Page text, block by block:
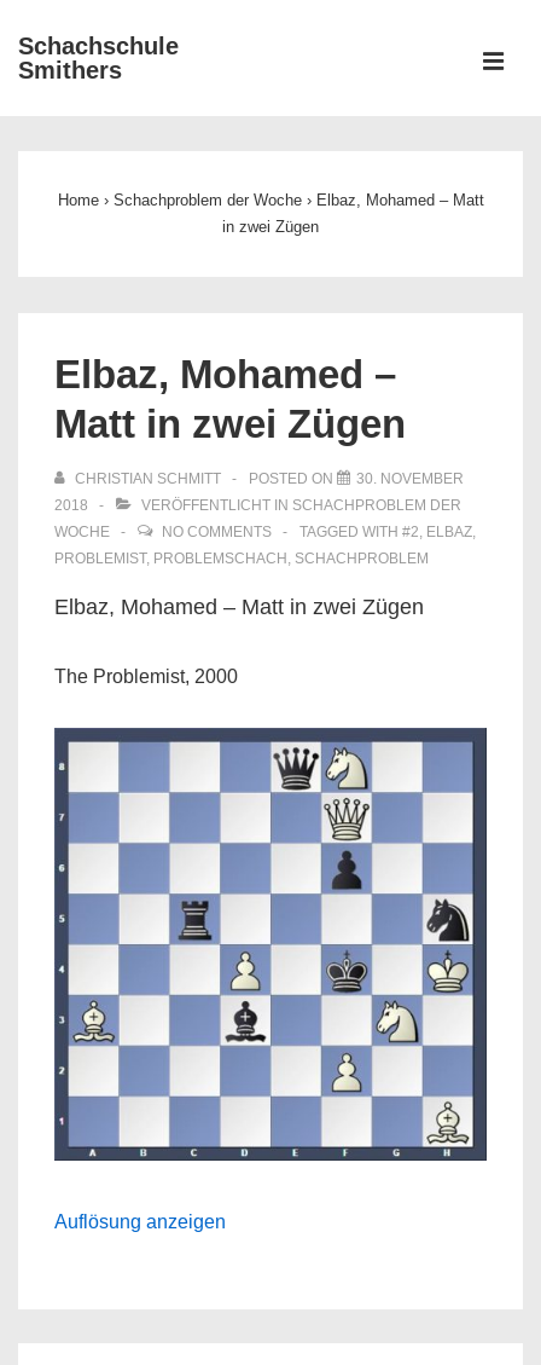
Zum
Inhalt
Schachschule
Smithers
Home › Schachproblem der Woche › Elbaz, Mohamed – Matt
in zwei Zügen
Elbaz, Mohamed –
Matt in zwei Zügen
CHRISTIAN SCHMITT POSTED ON
30. NOVEMBER
2018
VERÖFFENTLICHT IN SCHACHPROBLEM DER
WOCHE
NO COMMENTS TAGGED WITH #2, ELBAZ,
PROBLEMIST, PROBLEMSCHACH , SCHACHPROBLEM
Elbaz, Mohamed – Matt in zwei Zügen
The Problemist, 2000
Auflösung anzeigen